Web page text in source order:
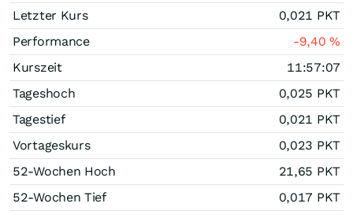
Letzter Kurs
0,021 PKT
Performance
-9,40%
Kurszeit
11:57:07
Tageshoch
0,025 PKT
Tagestief
0,021 PKT
Vortageskurs
0,023 PKT
52-Wochen Hoch
21,65 PKT
52-Wochen Tief
0,017 PKT